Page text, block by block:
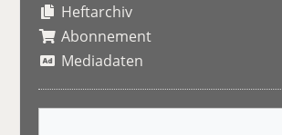
Heftarchiv
Abonnement
Mediadaten